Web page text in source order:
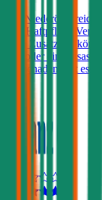
Die
Kfz-Haftpflicht
Mio. Zusätzlich
und/oder eine
Freischaden gibt es